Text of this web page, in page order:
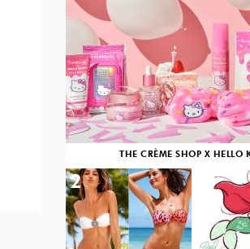
THE CRÈME SHOP X HELLO
2 3